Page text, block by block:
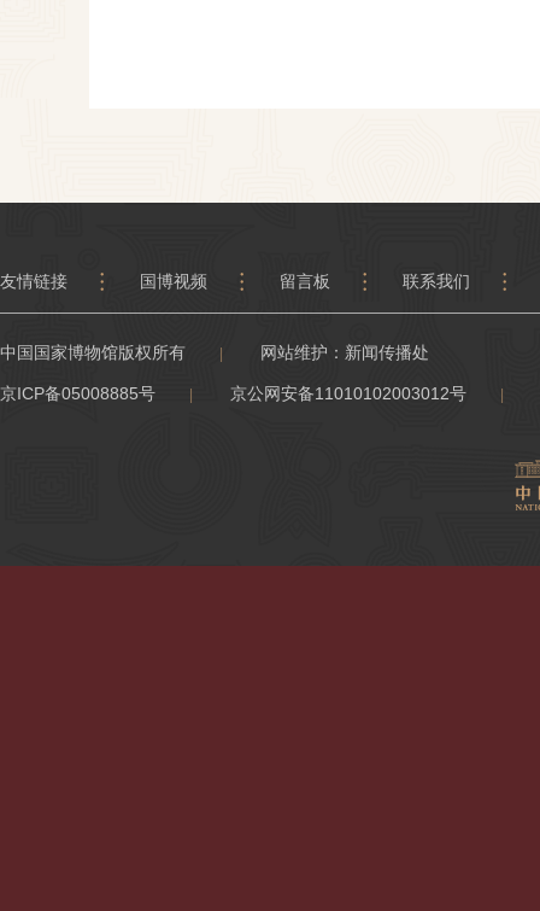
友情链接 国博视频 留言板 联系我们
中国国家博物馆版权所有 网站维护：新闻传播处
京ICP备05008885号 京公网安备11010102003012号